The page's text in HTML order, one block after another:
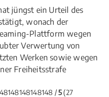
jüngst ein Urteil des
wonach der
Plattform wegen
Verwertung von
Werken sowie wegen
Freiheitsstrafe
/5(27